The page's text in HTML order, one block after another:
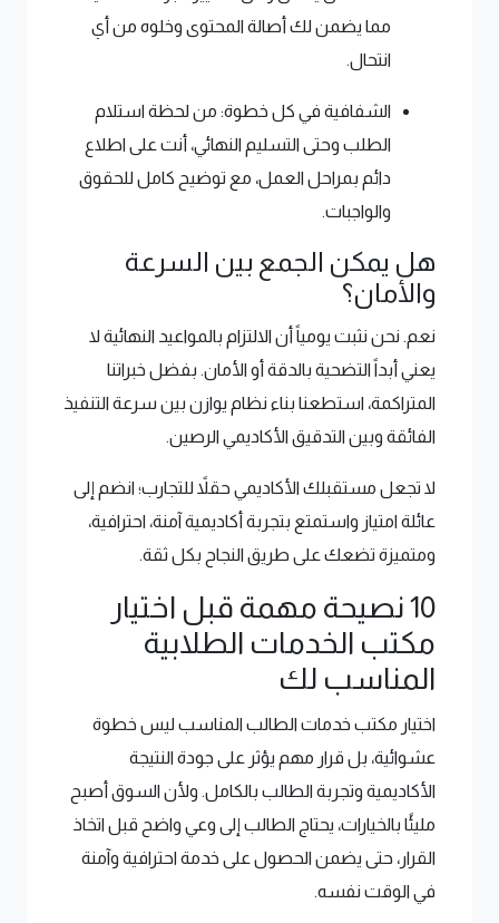
مما يضمن لك أصالة المحتوى وخلوه من أي
انتحال.
الشفافية في كل خطوة: من لحظة استلام
الطلب وحتى التسليم النهائي، أنت على اطلاع
دائم بمراحل العمل، مع توضيح كامل للحقوق
والواجبات.
هل يمكن الجمع بين السرعة
والأمان؟
نعم. نحن نثبت يومياً أن الالتزام بالمواعيد النهائية لا
يعني أبداً التضحية بالدقة أو الأمان. بفضل خبراتنا
المتراكمة، استطعنا بناء نظام يوازن بين سرعة التنفيذ
الفائقة وبين التدقيق الأكاديمي الرصين.
لا تجعل مستقبلك الأكاديمي حقلاً للتجارب؛ انضم إلى
عائلة امتياز واستمتع بتجربة أكاديمية آمنة، احترافية،
ومتميزة تضعك على طريق النجاح بكل ثقة.
10 نصيحة مهمة قبل اختيار
مكتب الخدمات الطلابية
المناسب لك
اختيار مكتب خدمات الطالب المناسب ليس خطوة
عشوائية، بل قرار مهم يؤثر على جودة النتيجة
الأكاديمية وتجربة الطالب بالكامل. ولأن السوق أصبح
مليئًا بالخيارات، يحتاج الطالب إلى وعي واضح قبل اتخاذ
القرار، حتى يضمن الحصول على خدمة احترافية وآمنة
في الوقت نفسه.